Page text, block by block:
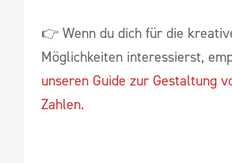
👉 Wenn du dich für die
Möglichkeiten interessierst,
unseren Guide zur Gestaltung
Zahlen.